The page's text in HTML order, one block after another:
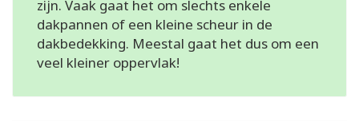
zijn. Vaak gaat het om slechts enkele
dakpannen of een kleine scheur in de
dakbedekking. Meestal gaat het dus om een
veel kleiner oppervlak!